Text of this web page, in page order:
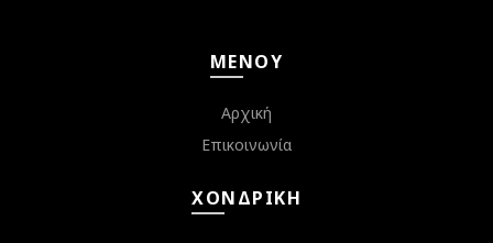
ΜΕΝΟΎ
Αρχική
Επικοινωνία
ΧΟΝΔΡΙΚΉ